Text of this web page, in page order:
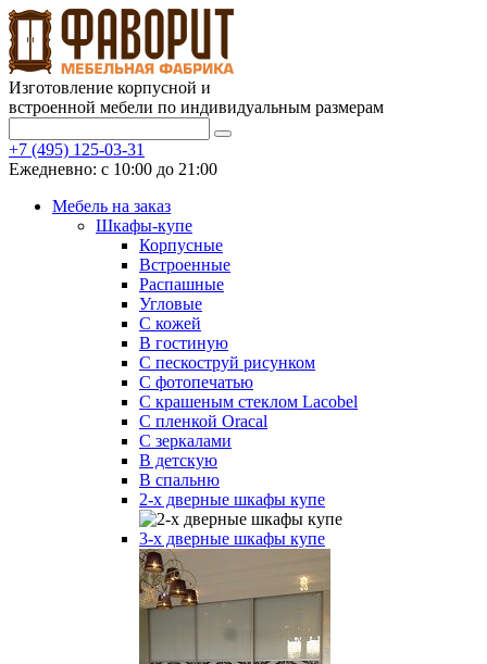
Изготовление корпусной и
встроенной мебели по индивидуальным размерам
+7 (495) 125-03-31
Ежедневно: с 10:00 до 21:00
Мебель на заказ
Шкафы-купе
Корпусные
Встроенные
Распашные
Угловые
С кожей
В гостиную
С пескоструй рисунком
С фотопечатью
С крашеным стеклом Lacobel
С пленкой Oracal
С зеркалами
В детскую
В спальню
2-х дверные шкафы купе
3-х дверные шкафы купе